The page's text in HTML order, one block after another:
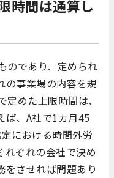
時間は通算し
のであり、定められ
の事業場の内容を規
めた上限時間は、
ば、A社で1カ月45
における時間外労
れぞれの会社で決め
をさせれば問題あり